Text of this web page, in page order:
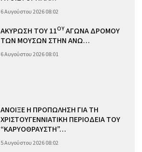
6 Αυγούστου 2026 08:02
ΑΚΥΡΩΣΗ ΤΟΥ 11ΟΥΑΓΩΝΑ ΔΡΟΜΟΥ
ΤΩΝ ΜΟΥΣΩΝ ΣΤΗΝ ΑΝΩ…
6 Αυγούστου 2026 08:01
ΑΝΟΙΞΕ Η ΠΡΟΠΩΛΗΣΗ ΓΙΑ ΤΗ
ΧΡΙΣΤΟΥΓΕΝΝΙΑΤΙΚΗ ΠΕΡΙΟΔΕΙΑ ΤΟΥ
“ΚΑΡΥΟΘΡΑΥΣΤΗ”…
5 Αυγούστου 2026 08:02